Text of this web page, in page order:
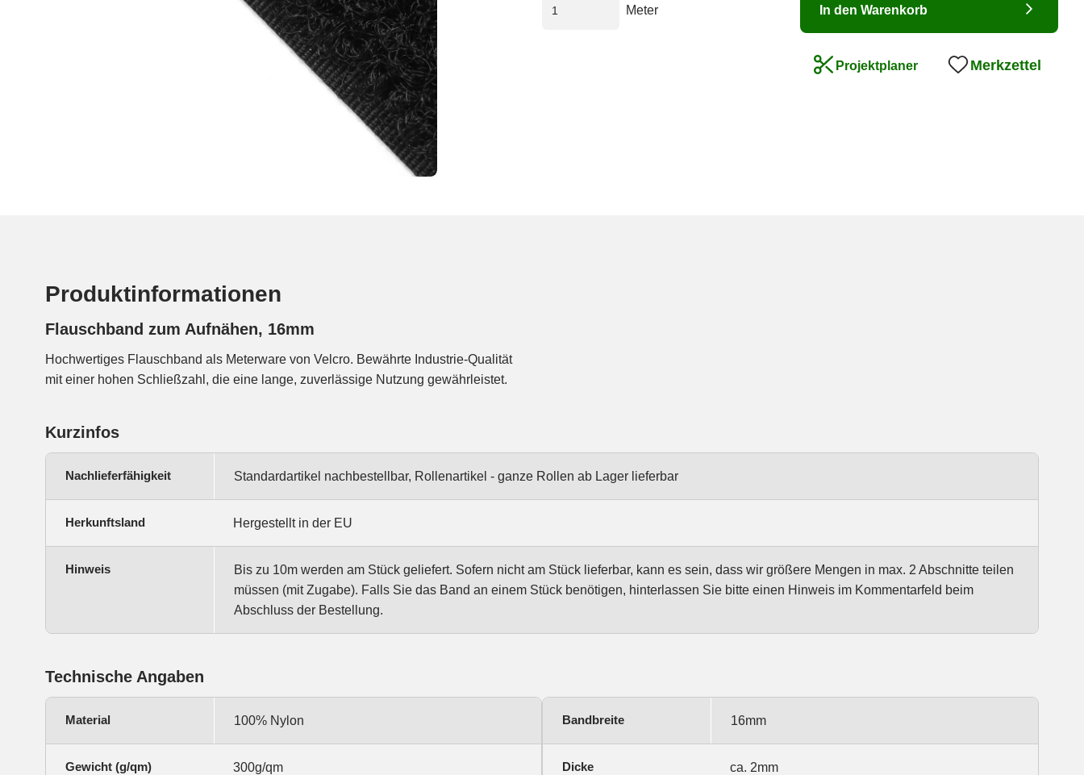
Meter In den Warenkorb
Projektplaner Merkzettel
Produktinformationen
Flauschband zum Aufnähen, 16mm
Hochwertiges Flauschband als Meterware von Velcro. Bewährte Industrie-Qualität
mit einer hohen Schließzahl, die eine lange, zuverlässige Nutzung gewährleistet.
Kurzinfos
Nachlieferfähigkeit Standardartikel nachbestellbar, Rollenartikel - ganze Rollen ab Lager lieferbar
Herkunftsland Hergestellt in der EU
Hinweis
Bis zu 10m werden am Stück geliefert. Sofern nicht am Stück lieferbar, kann es sein, dass wir größere Mengen in max. 2 Abschnitte teilen
müssen (mit Zugabe). Falls Sie das Band an einem Stück benötigen, hinterlassen Sie bitte einen Hinweis im Kommentarfeld beim
Abschluss der Bestellung.
Technische Angaben
Material 100% Nylon
Gewicht (g/qm) 300g/qm
Bandbreite 16mm
Dicke ca. 2mm